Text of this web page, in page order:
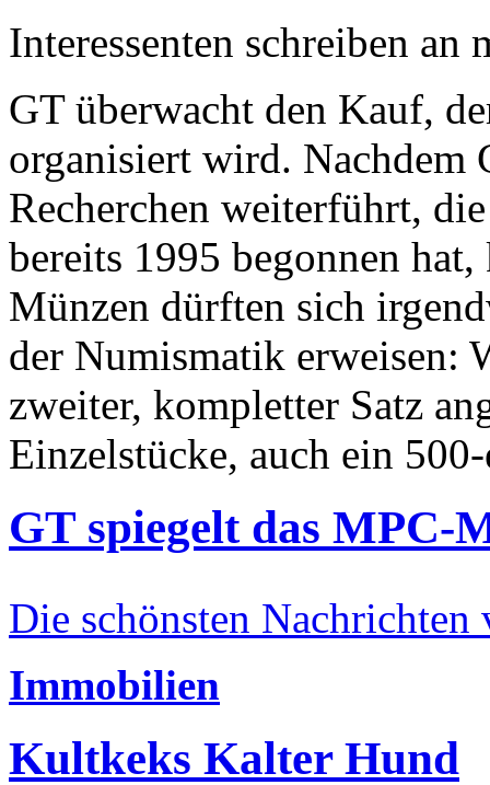
Interessenten schreiben
GT überwacht den Kauf,
organisiert wird. Nachdem
Recherchen weiterführt,
bereits 1995 begonnen
Münzen dürften sich
der Numismatik erweisen:
zweiter, kompletter Satz
Einzelstücke, auch ein
GT spiegelt das MPC-
Die schönsten Nachrichten
Immobilien
Kultkeks Kalter Hund